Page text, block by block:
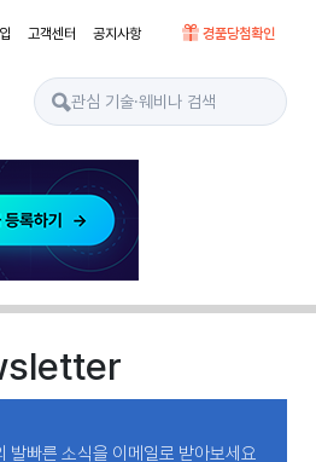
고객센터 공지사항 경품당첨확인
발빠른 소식을 이메일로 받아보세요